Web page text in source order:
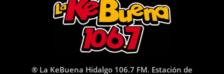
® La KeBuena Hidalgo 106.7 FM. Estación de